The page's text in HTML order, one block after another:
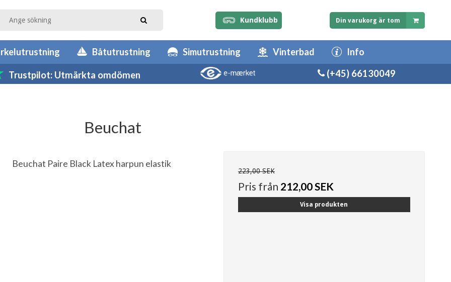
Kundklubb Din varukorg är tom
Båtutrustning Simutrustning Vinterbad Info
Trustpilot: Utmärkta omdömen (+45) 66130049
Beuchat
Beuchat Paire Black Latex harpun elastik
223,00 SEK
Pris från 212,00 SEK
Visa produkten